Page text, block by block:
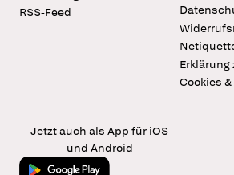
RSS-Feed
Cookies
Jetzt auch als App für iOS
und Android
Jetzt bei Google Play